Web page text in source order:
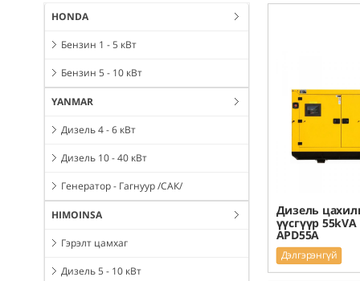
HONDA
Бензин 1 - 5 кВт
Бензин 5 - 10 кВт
YANMAR
Дизель 4 - 6 кВт
Дизель 10 - 40 кВт
Генератор - Гагнуур /САК/
HIMOINSA
Гэрэлт цамхаг
Дизель 5 - 10 кВт
Дизель
үүсгүүр 55kVA
APD55A
Дэлгэрэнгүй